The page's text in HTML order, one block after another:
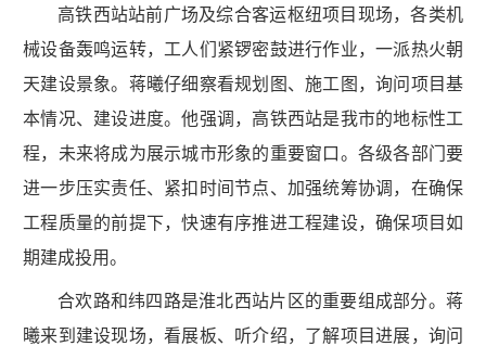
高铁西站站前广场及综合客运枢纽项目现场，各类机
械设备轰鸣运转，工人们紧锣密鼓进行作业，一派热火朝
天建设景象。蒋曦仔细察看规划图、施工图，询问项目基
本情况、建设进度。他强调，高铁西站是我市的地标性工
程，未来将成为展示城市形象的重要窗口。各级各部门要
进一步压实责任、紧扣时间节点、加强统筹协调，在确保
工程质量的前提下，快速有序推进工程建设，确保项目如
期建成投用。
合欢路和纬四路是淮北西站片区的重要组成部分。蒋
曦来到建设现场，看展板、听介绍，了解项目进展，询问